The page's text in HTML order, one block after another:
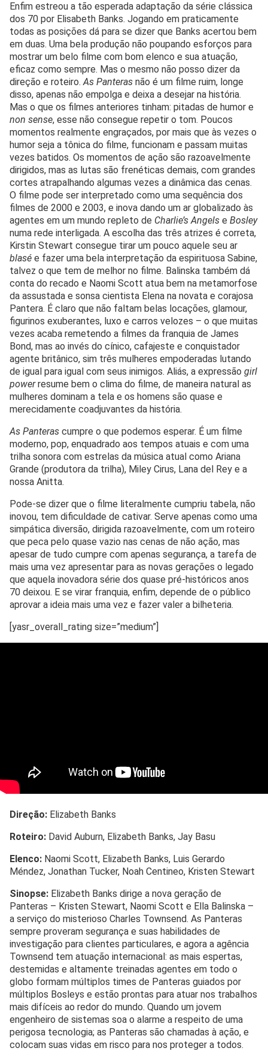
Enfim estreou a tão esperada adaptação da série clássica
dos 70 por Elisabeth Banks. Jogando em praticamente
todas as posições dá para se dizer que Banks acertou bem
em duas. Uma bela produção não poupando esforços para
mostrar um belo filme com bom elenco e sua atuação,
eficaz como sempre. Mas o mesmo não posso dizer da
direção e roteiro.As Panteras não é um filme ruim, longe
disso, apenas não empolga e deixa a desejar na história.
Mas o que os filmes anteriores tinham: pitadas de humor e
non sense, esse não consegue repetir o tom. Poucos
momentos realmente engraçados, por mais que às vezes o
humor seja a tônica do filme, funcionam e passam muitas
vezes batidos. Os momentos de ação são razoavelmente
dirigidos, mas as lutas são frenéticas demais, com grandes
cortes atrapalhando algumas vezes a dinâmica das cenas.
O filme pode ser interpretado como uma sequência dos
filmes de 2000 e 2003, e inova dando um ar globalizado às
agentes em um mundo repleto de Charlie’s Angels e Bosley
numa rede interligada. A escolha das três atrizes é correta,
Kirstin Stewart consegue tirar um pouco aquele seu ar
blasé e fazer uma bela interpretação da espirituosa Sabine,
talvez o que tem de melhor no filme. Balinska também dá
conta do recado e Naomi Scott atua bem na metamorfose
da assustada e sonsa cientista Elena na novata e corajosa
Pantera. É claro que não faltam belas locações, glamour,
figurinos exuberantes, luxo e carros velozes – o que muitas
vezes acaba remetendo a filmes da franquia de James
Bond, mas ao invés do cínico, cafajeste e conquistador
agente britânico, sim três mulheres empoderadas lutando
de igual para igual com seus inimigos. Aliás, a expressão girl
powerresume bem o clima do filme, de maneira natural as
mulheres dominam a tela e os homens são quase e
merecidamente coadjuvantes da história.
As Panteras cumpre o que podemos esperar. É um filme
moderno, pop, enquadrado aos tempos atuais e com uma
trilha sonora com estrelas da música atual como Ariana
Grande (produtora da trilha), Miley Cirus, Lana del Rey e a
nossa Anitta.
Pode-se dizer que o filme literalmente cumpriu tabela, não
inovou, tem dificuldade de cativar. Serve apenas como uma
simpática diversão, dirigida razoavelmente, com um roteiro
que peca pelo quase vazio nas cenas de não ação, mas
apesar de tudo cumpre com apenas segurança, a tarefa de
mais uma vez apresentar para as novas gerações o legado
que aquela inovadora série dos quase pré-históricos anos
70 deixou. E se virar franquia, enfim, depende de o público
aprovar a ideia mais uma vez e fazer valer a bilheteria.
[yasr_overall_rating size=”medium”]
Direção: Elizabeth Banks
Roteiro: David Auburn, Elizabeth Banks, Jay Basu
Elenco: Naomi Scott, Elizabeth Banks, Luis Gerardo
Méndez, Jonathan Tucker, Noah Centineo, Kristen Stewart
Sinopse: Elizabeth Banks dirige a nova geração de
Panteras – Kristen Stewart, Naomi Scott e Ella Balinska –
a serviço do misterioso Charles Townsend. As Panteras
sempre proveram segurança e suas habilidades de
investigação para clientes particulares, e agora a agência
Townsend tem atuação internacional: as mais espertas,
destemidas e altamente treinadas agentes em todo o
globo formam múltiplos times de Panteras guiados por
múltiplos Bosleys e estão prontas para atuar nos trabalhos
mais difíceis ao redor do mundo. Quando um jovem
engenheiro de sistemas soa o alarme a respeito de uma
perigosa tecnologia; as Panteras são chamadas à ação, e
colocam suas vidas em risco para nos proteger a todos.